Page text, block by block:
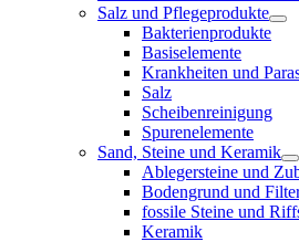
Salz und Pflegeprodukte
Bakterienprodukte
Basiselemente
Krankheiten und
Salz
Scheibenreinigung
Spurenelemente
Sand, Steine und Keramik
Ablegersteine und
Bodengrund und
fossile Steine und
Keramik